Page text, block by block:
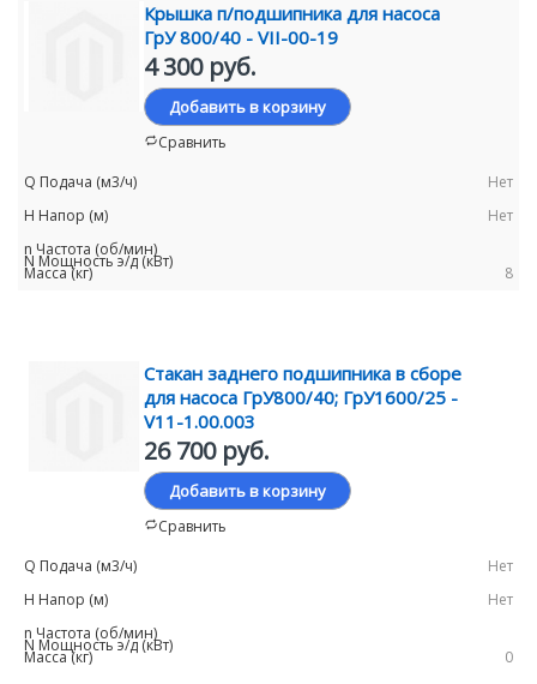
Крышка п/подшипника для насоса
ГрУ 800/40 - VII-00-19
4 300 руб.
Добавить в корзину
Сравнить
Нет
Нет
8
Стакан заднего подшипника в сборе
для насоса ГрУ800/40; ГрУ1600/25 -
V11-1.00.003
26 700 руб.
Добавить в корзину
Сравнить
Нет
Нет
0